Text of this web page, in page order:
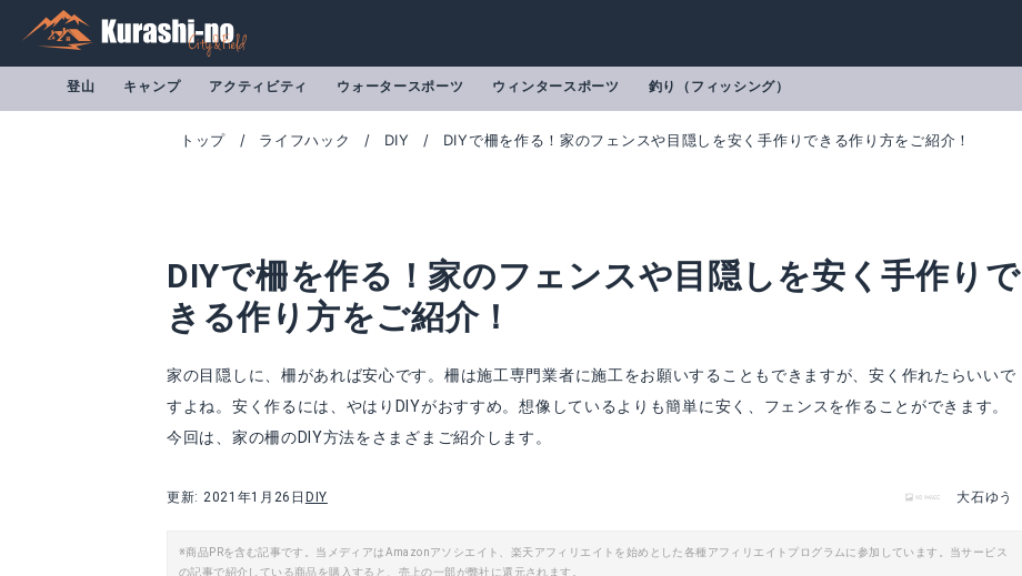
登山 キャンプ アクティビティ ウォータースポーツ ウィンタースポーツ 釣り（フィッシング）
トップ ライフハック DIY DIYで柵を作る！家のフェンスや目隠しを安く手作りできる作り方をご紹介！
DIYで柵を作る！家のフェンスや目隠しを安く手作りで
きる作り方をご紹介！
家の目隠しに、柵があれば安心です。柵は施工専門業者に施工をお願いすることもできますが、安く作れたらいいで
すよね。安く作るには、やはりDIYがおすすめ。想像しているよりも簡単に安く、フェンスを作ることができます。
今回は、家の柵のDIY方法をさまざまご紹介します。
更新: 2021年1月26日 DIY 大石ゆう
※商品PRを含む記事です。当メディアはAmazonアソシエイト、楽天アフィリエイトを始めとした各種アフィリエイトプログラムに参加しています。当サービス
の記事で紹介している商品を購入すると、売上の一部が弊社に還元されます。